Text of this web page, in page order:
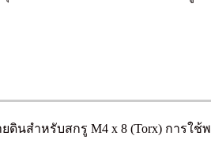
สำหรับสกรู M4 x 8 (Torx) การใช้พ